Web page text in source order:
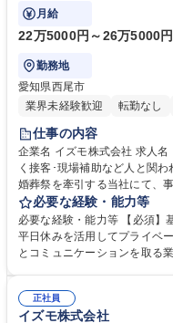
るやりがいのあるポジションです。
月給
22万5000円～26万5000円
勤務地
愛知県西尾市
業界未経験歓迎
転勤なし
仕事の内容
企業名 イズモ株式会社 求人名 【西尾市/サポート事務】PC作業だけでな
く接客･現場補助など人と関われる事務 仕事の内容 愛知
婚葬祭を牽引する当社にて、
なく、来客対応や現場のディ
感謝されるやりがいのあるポジションです。 【
入力、経理手続き、スタッフ
や、セレモニーディレクター
す。 【働き方】シフト制なら
可能です。 募集職種 【西尾市/サポート事務】PC作業だけでなく接客･現
必要な経験・能力等
必要な経験・能力等 【必須】
平日休みを活用してプライベ
とコミュニケーションを取る業務の経験があ
活かして活躍できる環境です
誰かのために自ら考え行動し
正社員
イズモ株式会社